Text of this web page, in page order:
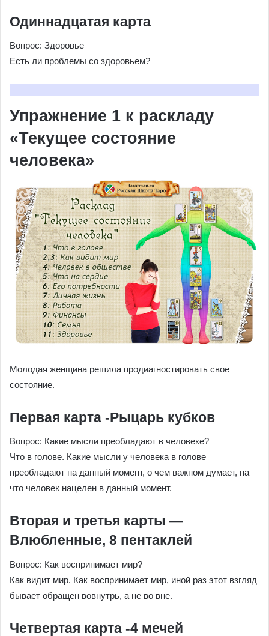
Одиннадцатая карта
Вопрос: Здоровье
Есть ли проблемы со здоровьем?
Упражнение 1 к раскладу
«Текущее состояние
человека»
Молодая женщина решила продиагностировать свое
состояние.
Первая карта -Рыцарь кубков
Вопрос: Какие мысли преобладают в человеке?
Что в голове. Какие мысли у человека в голове
преобладают на данный момент, о чем важном думает, на
что человек нацелен в данный момент.
Вторая и третья карты —
Влюбленные, 8 пентаклей
Вопрос: Как воспринимает мир?
Как видит мир. Как воспринимает мир, иной раз этот взгляд
бывает обращен вовнутрь, а не во вне.
Четвертая карта -4 мечей